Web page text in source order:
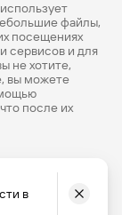
файлы,
посещениях
сервисов и для
не хотите,
вы можете
после их
Банка
в